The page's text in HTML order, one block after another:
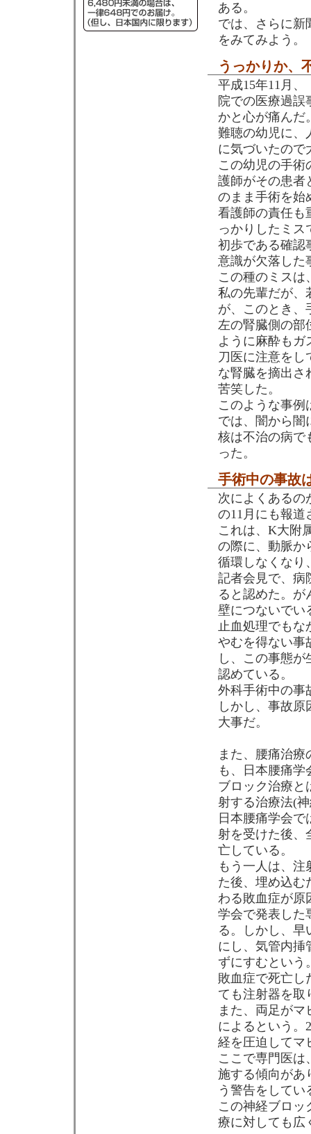
ある。
では、さらに新
をみてみよう。
うっかりか、
平成15年11月
院での医療過
かと心が痛んだ
難聴の幼児に、
に気づいたので
この幼児の手術
護師がその患者
のまま手術を始
看護師の責任も
っかりしたミス
初歩である確認
意識が欠落した
この種のミスは
私の先輩だが、
が、このとき、
左の腎臓側の部
ように麻酔もガ
刀医に注意をし
な腎臓を摘出さ
苦笑した。
このような事例
では、闇から闇
核は不治の病で
った。
手術中の事故
次によくあるの
の11月にも報道
これは、K大附
の際に、動脈か
循環しなくなり
記者会見で、病
ると認めた。が
壁につないでい
止血処理でもな
やむを得ない事
し、この事態
認めている。
外科手術中の事
しかし、事故
大事だ。
また、腰痛治
も、日本腰痛学
ブロック治療と
射する治療法(
日本腰痛学会
射を受けた後、
亡している。
もう一人は、
た後、埋め込む
わる敗血症が原
学会で発表した
る。しかし、早
にし、気管内挿
ずにすむという
敗血症で死亡し
ても注射器を取
また、両足がマ
によるという。
経を圧迫してマ
ここで専門医は
施する傾向があ
う警告をしてい
この神経ブロッ
療に対しても広